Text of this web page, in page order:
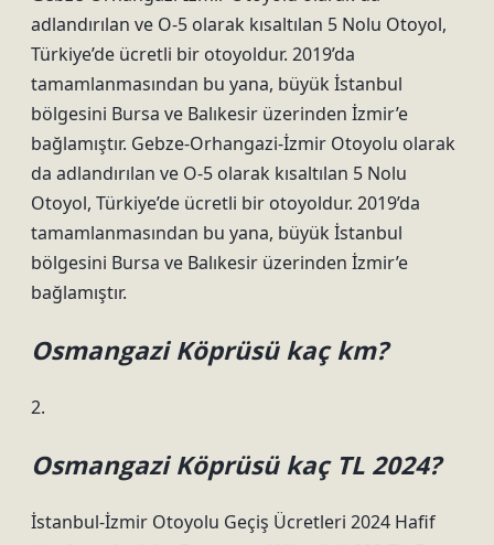
adlandırılan ve O-5 olarak kısaltılan 5 Nolu Otoyol,
Türkiye’de ücretli bir otoyoldur. 2019’da
tamamlanmasından bu yana, büyük İstanbul
bölgesini Bursa ve Balıkesir üzerinden İzmir’e
bağlamıştır. Gebze-Orhangazi-İzmir Otoyolu olarak
da adlandırılan ve O-5 olarak kısaltılan 5 Nolu
Otoyol, Türkiye’de ücretli bir otoyoldur. 2019’da
tamamlanmasından bu yana, büyük İstanbul
bölgesini Bursa ve Balıkesir üzerinden İzmir’e
bağlamıştır.
Osmangazi Köprüsü kaç km?
2.
Osmangazi Köprüsü kaç TL 2024?
İstanbul-İzmir Otoyolu Geçiş Ücretleri 2024 Hafif